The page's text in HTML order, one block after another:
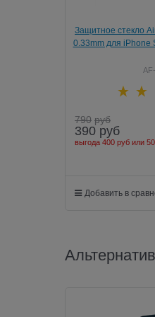
Защитное стекло
0.33mm для iPhone
790 руб
390 руб
выгода 400 руб или
Добавить в